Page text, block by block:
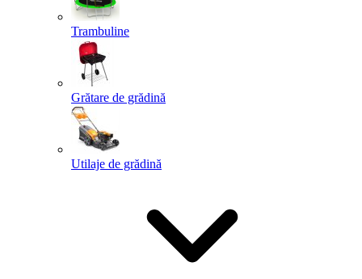
Trambuline
Grătare de grădină
Utilaje de grădină